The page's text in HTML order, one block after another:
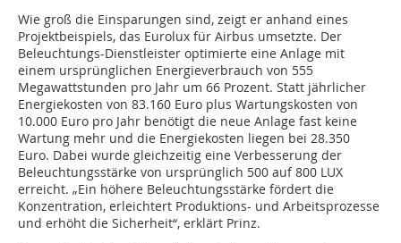
Wie groß die Einsparungen sind, zeigt er anhand eines
Projektbeispiels, das Eurolux für Airbus umsetzte. Der
Beleuchtungs-Dienstleister optimierte eine Anlage mit
einem ursprünglichen Energieverbrauch von 555
Megawattstunden pro Jahr um 66 Prozent. Statt jährlicher
Energiekosten von 83.160 Euro plus Wartungskosten von
10.000 Euro pro Jahr benötigt die neue Anlage fast keine
Wartung mehr und die Energiekosten liegen bei 28.350
Euro. Dabei wurde gleichzeitig eine Verbesserung der
Beleuchtungsstärke von ursprünglich 500 auf 800 LUX
erreicht. „Ein höhere Beleuchtungsstärke fördert die
Konzentration, erleichtert Produktions- und Arbeitsprozesse
und erhöht die Sicherheit“, erklärt Prinz.